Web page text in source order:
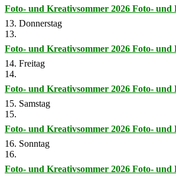
Foto- und Kreativsommer 2026 Foto- und
13. Donnerstag
13.
Foto- und Kreativsommer 2026 Foto- und
14. Freitag
14.
Foto- und Kreativsommer 2026 Foto- und
15. Samstag
15.
Foto- und Kreativsommer 2026 Foto- und
16. Sonntag
16.
Foto- und Kreativsommer 2026 Foto- und